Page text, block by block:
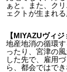
ぁと。また、ク
ェクトが生まれ
【MIYAZUヴィジ
地産地消の循環
ったり、宮津の
した先で、雇用
ら、都会ではで